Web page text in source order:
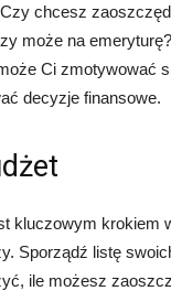
chcesz
może na
Ci zmotywować
decyzje finansowe.
kluczowym krokiem
Sporządź listę
ile możesz